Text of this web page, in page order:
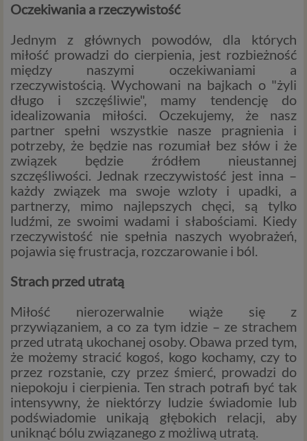
Oczekiwania a rzeczywistość
Jednym z głównych powodów, dla których
miłość prowadzi do cierpienia, jest rozbieżność
między naszymi oczekiwaniami a
rzeczywistością. Wychowani na bajkach o "żyli
długo i szczęśliwie", mamy tendencję do
idealizowania miłości. Oczekujemy, że nasz
partner spełni wszystkie nasze pragnienia i
potrzeby, że będzie nas rozumiał bez słów i że
związek będzie źródłem nieustannej
szczęśliwości. Jednak rzeczywistość jest inna –
każdy związek ma swoje wzloty i upadki, a
partnerzy, mimo najlepszych chęci, są tylko
ludźmi, ze swoimi wadami i słabościami. Kiedy
rzeczywistość nie spełnia naszych wyobrażeń,
pojawia się frustracja, rozczarowanie i ból.
Strach przed utratą
Miłość nierozerwalnie wiąże się z
przywiązaniem, a co za tym idzie – ze strachem
przed utratą ukochanej osoby. Obawa przed tym,
że możemy stracić kogoś, kogo kochamy, czy to
przez rozstanie, czy przez śmierć, prowadzi do
niepokoju i cierpienia. Ten strach potrafi być tak
intensywny, że niektórzy ludzie świadomie lub
podświadomie unikają głębokich relacji, aby
uniknąć bólu związanego z możliwą utratą.